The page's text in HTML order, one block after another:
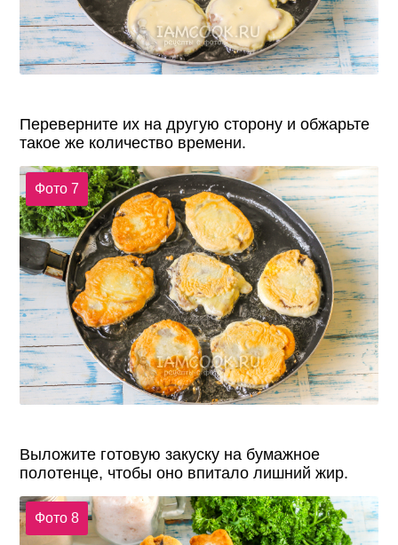
Переверните их на другую сторону и обжарьте
такое же количество времени.
Фото 7
Выложите готовую закуску на бумажное
полотенце, чтобы оно впитало лишний жир.
Фото 8